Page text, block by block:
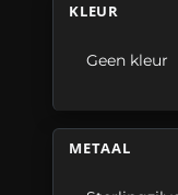
KLEUR
Geen kleur
METAAL